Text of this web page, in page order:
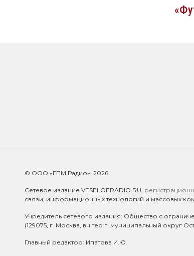
© ООО «ГПМ Радио», 2026
Сетевое издание VESELOERADIO.RU,
связи, информационных технологий и массовых
Учредитель сетевого издания: Общество с
(129075, г. Москва, вн.тер.г. муниципальный округ
Главный редактор: Ипатова И.Ю.